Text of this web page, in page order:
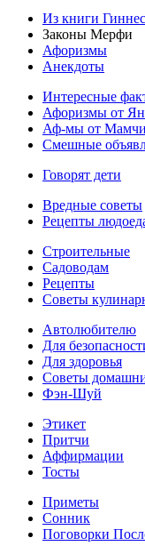
Из книги
Законы Мерфи
Афоризмы
Анекдоты
Интересные
Афоризмы от
Аф-мы от
Смешные
Говорят дети
Вредные советы
Рецепты
Строительные
Садоводам
Рецепты
Советы
Автолюбителю
Для
Для здоровья
Советы
Фэн-Шуй
Этикет
Притчи
Аффирмации
Тосты
Приметы
Сонник
Поговорки